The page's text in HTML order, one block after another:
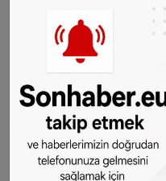
maliyetleri gibi
geri alınabiliyor.
Hangi masrafları
ilgili her şeyiburada
Bu konuda
yılına kadar olan
olarak vergi iadesi